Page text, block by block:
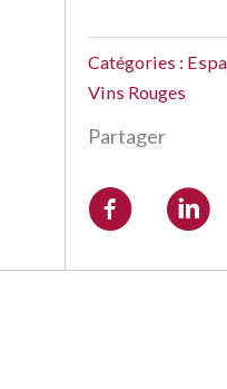
Catégories :
Vins Rouges
Partager